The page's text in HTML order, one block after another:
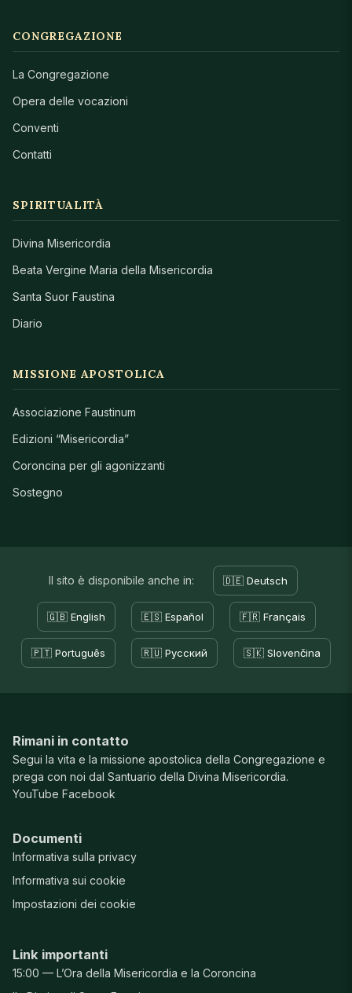
CONGREGAZIONE
La Congregazione
Opera delle vocazioni
Conventi
Contatti
SPIRITUALITÀ
Divina Misericordia
Beata Vergine Maria della Misericordia
Santa Suor Faustina
Diario
MISSIONE APOSTOLICA
Associazione Faustinum
Edizioni “Misericordia”
Coroncina per gli agonizzanti
Sostegno
Il sito è disponibile anche in: 🇩🇪 Deutsch
🇬🇧 English 🇪🇸 Español 🇫🇷 Français
🇵🇹 Português 🇷🇺 Русский 🇸🇰 Slovenčina
Rimani in contatto
Segui la vita e la missione apostolica della Congregazione e
prega con noi dal Santuario della Divina Misericordia.
YouTube Facebook
Documenti
Informativa sulla privacy
Informativa sui cookie
Impostazioni dei cookie
Link importanti
15:00 — L’Ora della Misericordia e la Coroncina